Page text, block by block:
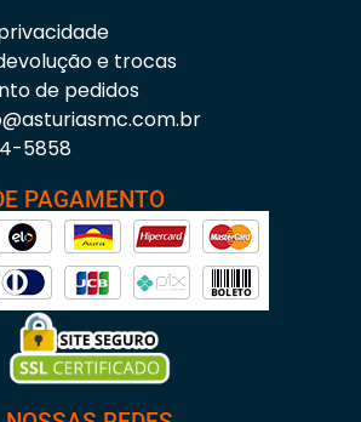
e trocas
de pedidos
5858
PAGAMENTO